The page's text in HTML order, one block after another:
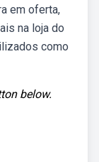
em oferta,
na loja do
como
below.